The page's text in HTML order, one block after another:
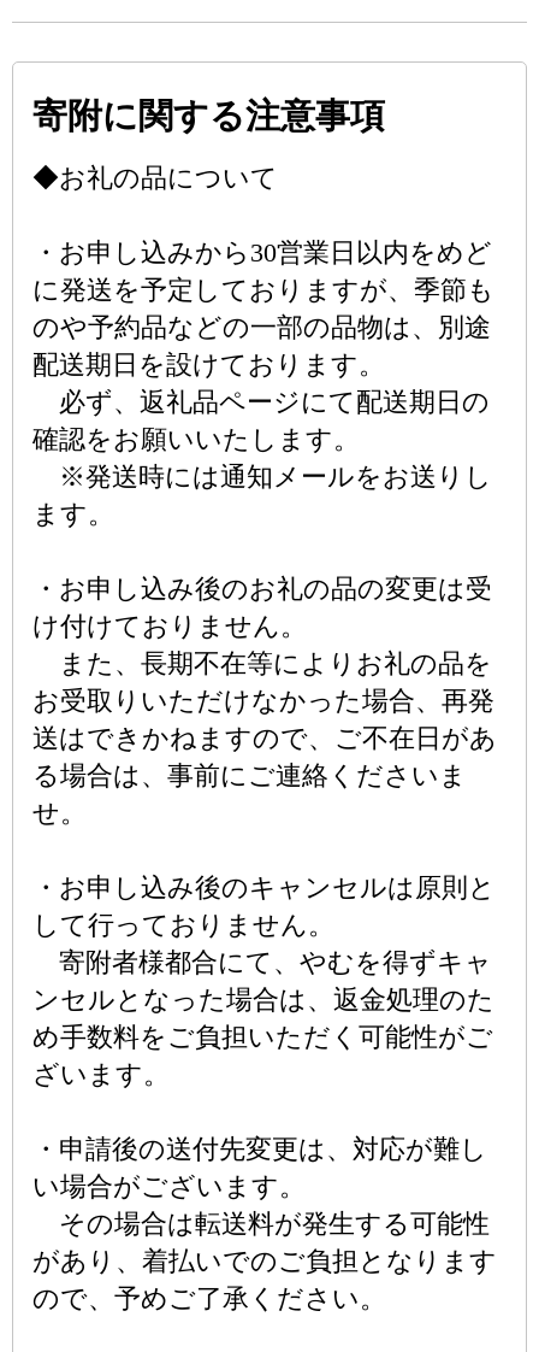
寄附に関する注意事項
◆お礼の品について
・お申し込みから30営業日以内をめど
に発送を予定しておりますが、季節も
のや予約品などの一部の品物は、別途
配送期日を設けております。
必ず、返礼品ページにて配送期日の
確認をお願いいたします。
※発送時には通知メールをお送りし
ます。
・お申し込み後のお礼の品の変更は受
け付けておりません。
また、長期不在等によりお礼の品を
お受取りいただけなかった場合、再発
送はできかねますので、ご不在日があ
る場合は、事前にご連絡くださいま
せ。
・お申し込み後のキャンセルは原則と
して行っておりません。
寄附者様都合にて、やむを得ずキャ
ンセルとなった場合は、返金処理のた
め手数料をご負担いただく可能性がご
ざいます。
・申請後の送付先変更は、対応が難し
い場合がございます。
その場合は転送料が発生する可能性
があり、着払いでのご負担となります
ので、予めご了承ください。